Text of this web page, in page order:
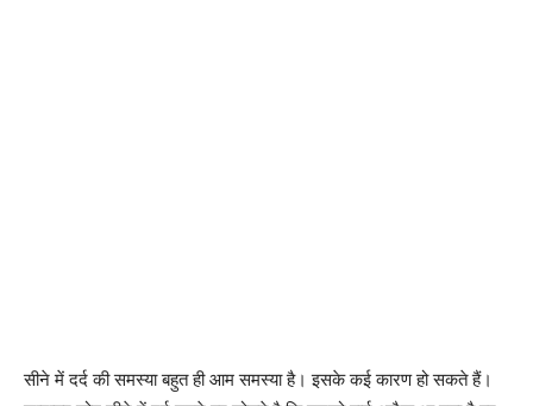
सीने में दर्द की समस्या बहुत ही आम समस्या है। इसके कई कारण हो सकते हैं।